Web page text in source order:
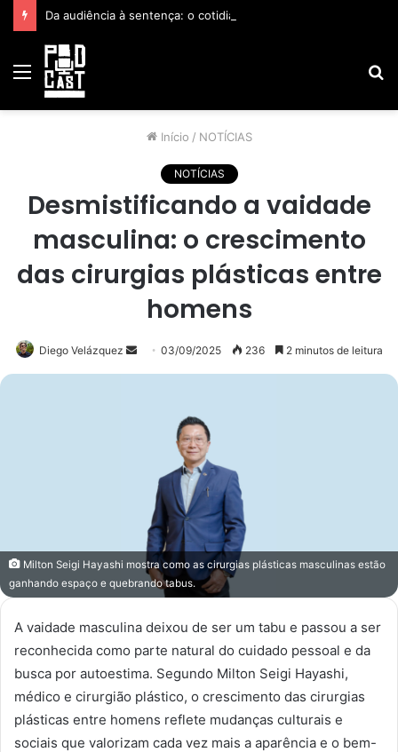
Menu
Início / NOTÍCIAS
NOTÍCIAS
Desmistificando a vaidade
masculina: o crescimento
das cirurgias plásticas entre
homens
Diego Velázquez
Mande
um
03/09/2025 236 2 minutos de leitura
Milton Seigi Hayashi mostra como as cirurgias plásticas masculinas estão
ganhando espaço e quebrando tabus.
A vaidade masculina deixou de ser um tabu e passou a ser
reconhecida como parte natural do cuidado pessoal e da
busca por autoestima. Segundo Milton Seigi Hayashi,
médico e cirurgião plástico, o crescimento das cirurgias
plásticas entre homens reflete mudanças culturais e
sociais que valorizam cada vez mais a aparência e o bem-